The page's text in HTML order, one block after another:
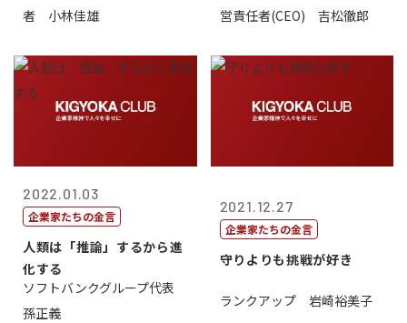
者 小林佳雄
営責任者(CEO) 吉松徹郎
2022.01.03
企業家たちの金言
人類は「推論」するから進
化する
ソフトバンクグループ代表
孫正義
2021.12.27
企業家たちの金言
守りよりも挑戦が好き
ランクアップ 岩崎裕美子